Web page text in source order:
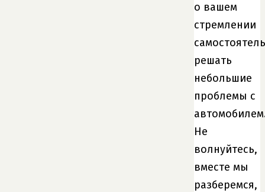
о вашем
стремлении
решать
небольшие
проблемы с
Не
волнуйтесь,
вместе мы
разберемся,